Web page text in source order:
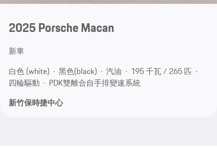
2025 Porsche Macan
新車
白色 (white)
黑色(black) 汽油
195 千瓦 / 265 匹
四輪驅動
PDK雙離合自手排變速系統
新竹保時捷中心